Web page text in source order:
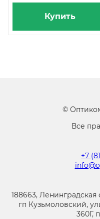
Купить
©
Все
+7
188663,
гп Кузьмоловский,
360Г,